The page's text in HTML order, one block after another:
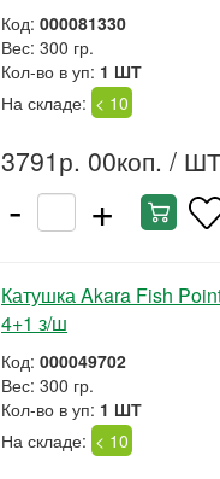
Код: 000081330
Вес: 300 гр.
Кол-во в уп: 1 ШТ
На складе: < 10
3791р. 00коп. /
- +
Катушка Akara Fish
4+1 з/ш
Код: 000049702
Вес: 300 гр.
Кол-во в уп: 1 ШТ
На складе: < 10